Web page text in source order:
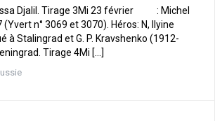
Djalil. Tirage 3Mi 23 février : Michel
(Yvert n° 3069 et 3070). Héros: N, Ilyine
à Stalingrad et G. P. Kravshenko (1912-
Tirage 4Mi […]